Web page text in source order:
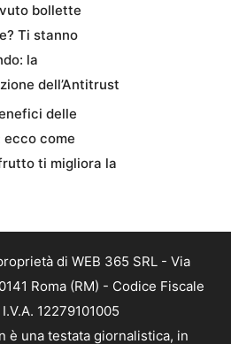
bollette
Ti stanno
la
dell’Antitrust
delle
ecco come
ti migliora la
di WEB 365 SRL - Via
Roma (RM) - Codice Fiscale
12279101005
è una testata giornalistica, in